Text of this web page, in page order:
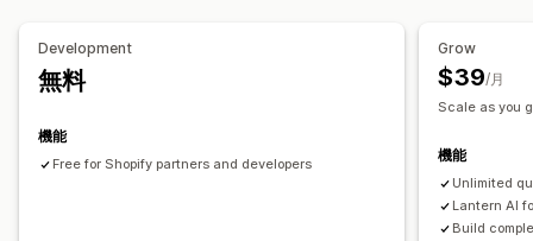
A/Bテスト クリックスルー率
ファネルのパフォーマンス
カスタムフォント
SMSの収集リスト
タグ付け
Development
無料
機能
Free for Shopify partners and developers
Grow
$39/月
Scale as you
機能
Unlimited
Lantern AI
Build